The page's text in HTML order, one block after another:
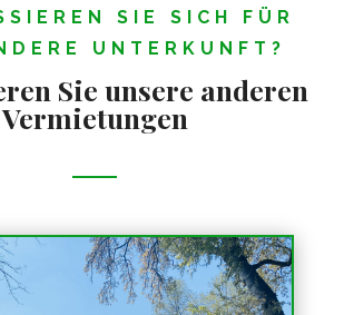
SIE SICH FÜR
UNTERKUNFT?
Sie unsere anderen
Vermietungen